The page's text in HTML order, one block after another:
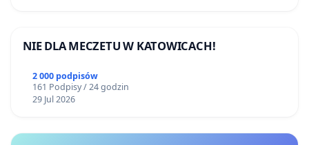
NIE DLA MECZETU W KATOWICACH!
2 000 podpisów
161 Podpisy / 24 godzin
29 Jul 2026